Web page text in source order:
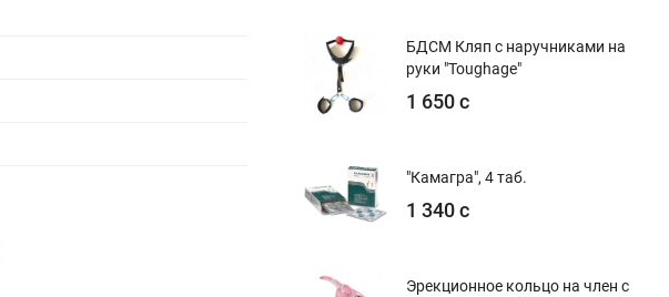
БДСМ Кляп с наручниками на
руки "Toughage"
1 650 с
"Камагра", 4 таб.
1 340 с
Эрекционное кольцо на член с